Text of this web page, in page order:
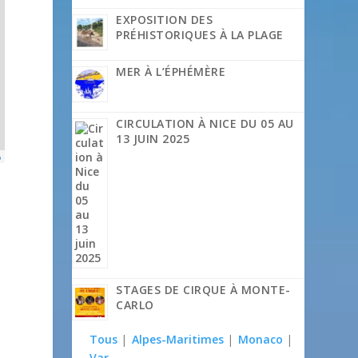
EXPOSITION DES
PRÉHISTORIQUES À LA PLAGE
MER À L’ÉPHÉMÈRE
CIRCULATION À NICE DU 05 AU
13 JUIN 2025
STAGES DE CIRQUE À MONTE-
CARLO
Tous | Alpes-Maritimes | Monaco |